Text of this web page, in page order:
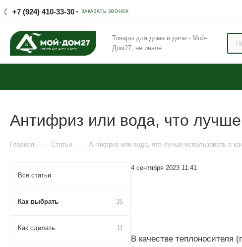
+7 (924) 410-33-30 ЗАКАЗАТЬ ЗВОНОК
Товары для дома и дачи - Мой-
Дом27, не иначе
Антифриз или вода, что лучше
Главная — Статьи — Антифриз или вода, что лучше использовать в
4 сентября 2023 11:41
В качестве теплоносителя
Все статьи
Как выбрать 35
Как сделать 11